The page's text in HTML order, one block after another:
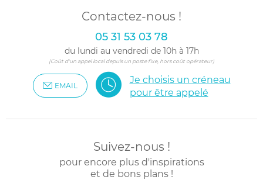
Contactez-nous !
05 31 53 03 78
du lundi au vendredi de 10h à 17h
(Coût d'un appel local depuis un poste fixe, hors coût opérateur)
EMAIL
Je choisis un créneau
pour être appelé
Suivez-nous !
pour encore plus d'inspirations
et de bons plans !